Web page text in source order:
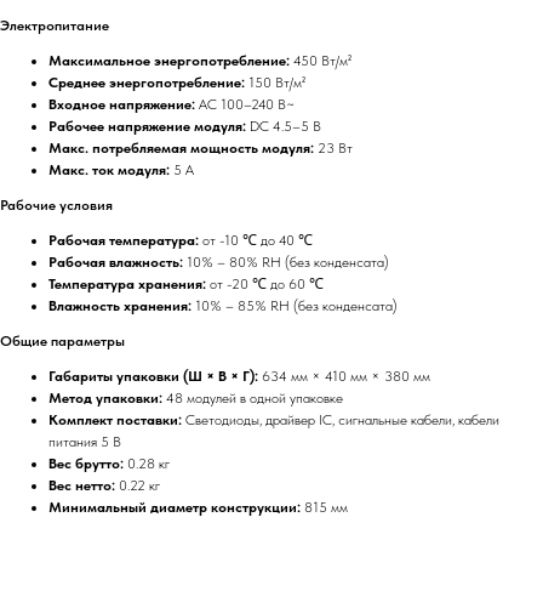
Электропитание
Максимальное энергопотребление: 450 Вт/м²
Среднее энергопотребление: 150 Вт/м²
Входное напряжение: AC 100–240 В~
Рабочее напряжение модуля: DC 4.5–5 В
Макс. потребляемая мощность модуля: 23 Вт
Макс. ток модуля: 5 A
Рабочие условия
Рабочая температура: от -10 ℃ до 40 ℃
Рабочая влажность: 10% – 80% RH (без конденсата)
Температура хранения: от -20 ℃ до 60 ℃
Влажность хранения: 10% – 85% RH (без конденсата)
Общие параметры
Габариты упаковки (Ш × В × Г): 634 мм × 410 мм × 380 мм
Метод упаковки: 48 модулей в одной упаковке
Комплект поставки: Светодиоды, драйвер IC, сигнальные кабели, кабели
питания 5 В
Вес брутто: 0.28 кг
Вес нетто: 0.22 кг
Минимальный диаметр конструкции: 815 мм